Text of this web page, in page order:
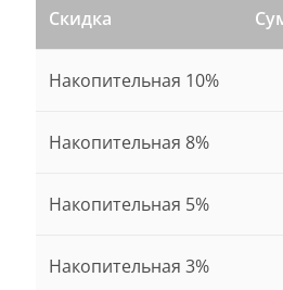
Скидка
Накопительная 10%
Накопительная 8%
Накопительная 5%
Накопительная 3%